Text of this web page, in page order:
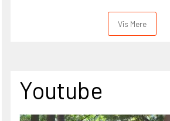
Vis Mere
Youtube